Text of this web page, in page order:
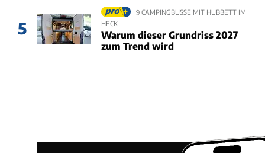
5
9 CAMPINGBUSSE MIT HUBBETT IM
HECK
Warum dieser Grundriss 2027
zum Trend wird